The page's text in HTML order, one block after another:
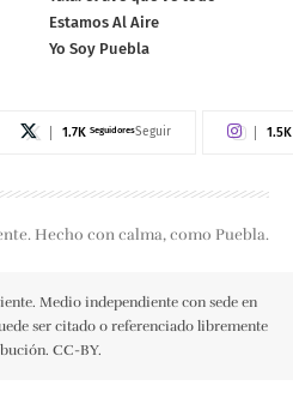
Estamos Al Aire
Yo Soy Puebla
1.7K SeguidoresSeguir 1.5K
Hecho con calma, como Puebla.
Medio independiente con sede en
ser citado o referenciado libremente
CC-BY.